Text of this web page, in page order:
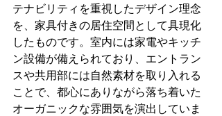
テナビリティを重視したデザイン理念
を、家具付きの居住空間として具現化
したものです。室内には家電やキッチ
ン設備が備えられており、エントラン
スや共用部には自然素材を取り入れる
ことで、都心にありながら落ち着いた
オーガニックな雰囲気を演出していま